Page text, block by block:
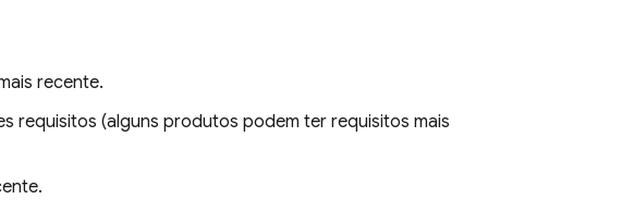
recente.
requisitos (alguns produtos podem ter requisitos mais